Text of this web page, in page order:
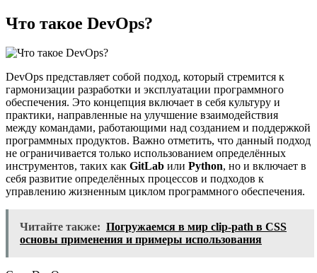
Что такое DevOps?
DevOps представляет собой подход, который стремится к
гармонизации разработки и эксплуатации программного
обеспечения. Это концепция включает в себя культуру и
практики, направленные на улучшение взаимодействия
между командами, работающими над созданием и поддержкой
программных продуктов. Важно отметить, что данный подход
не ограничивается только использованием определённых
инструментов, таких как GitLab или Python, но и включает в
себя развитие определённых процессов и подходов к
управлению жизненным циклом программного обеспечения.
Читайте также: Погружаемся в мир clip-path в CSS
основы применения и примеры использования